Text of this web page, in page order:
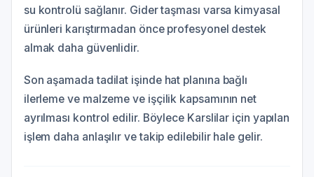
su kontrolü sağlanır. Gider taşması varsa kimyasal
ürünleri karıştırmadan önce profesyonel destek
almak daha güvenlidir.
Son aşamada tadilat işinde hat planına bağlı
ilerleme ve malzeme ve işçilik kapsamının net
ayrılması kontrol edilir. Böylece Karslilar için yapılan
işlem daha anlaşılır ve takip edilebilir hale gelir.